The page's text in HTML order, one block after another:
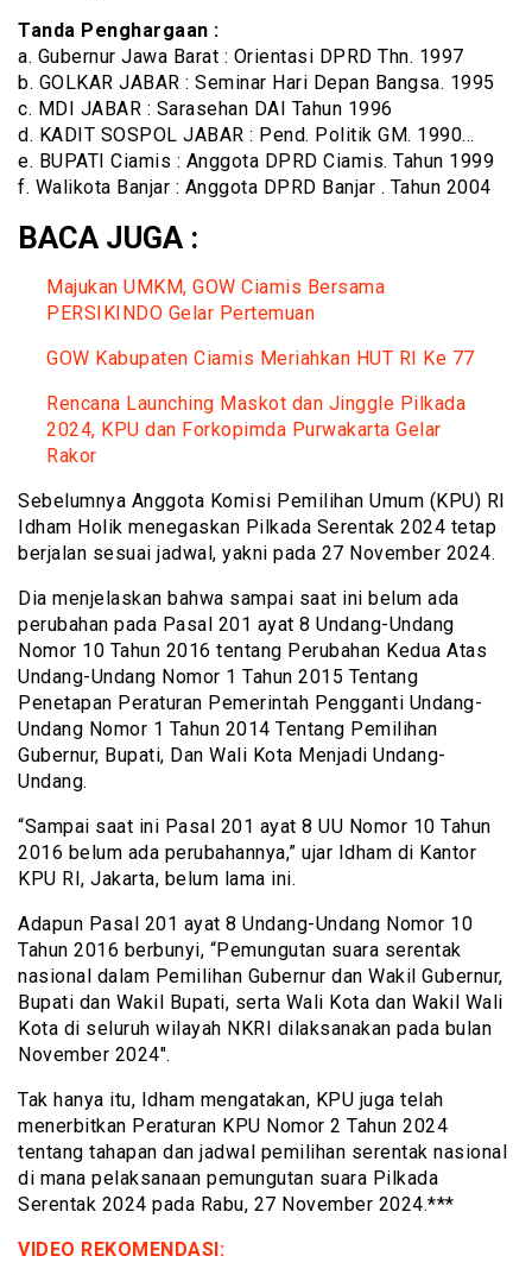
Tanda Penghargaan :
a. Gubernur Jawa Barat : Orientasi DPRD Thn. 1997
b. GOLKAR JABAR : Seminar Hari Depan Bangsa. 1995
c. MDI JABAR : Sarasehan DAI Tahun 1996
d. KADIT SOSPOL JABAR : Pend. Politik GM. 1990…
e. BUPATI Ciamis : Anggota DPRD Ciamis. Tahun 1999
f. Walikota Banjar : Anggota DPRD Banjar . Tahun 2004
BACA JUGA :
Majukan UMKM, GOW Ciamis Bersama
PERSIKINDO Gelar Pertemuan
GOW Kabupaten Ciamis Meriahkan HUT RI Ke 77
Rencana Launching Maskot dan Jinggle Pilkada
2024, KPU dan Forkopimda Purwakarta Gelar
Rakor
Sebelumnya Anggota Komisi Pemilihan Umum (KPU) RI
Idham Holik menegaskan Pilkada Serentak 2024 tetap
berjalan sesuai jadwal, yakni pada 27 November 2024.
Dia menjelaskan bahwa sampai saat ini belum ada
perubahan pada Pasal 201 ayat 8 Undang-Undang
Nomor 10 Tahun 2016 tentang Perubahan Kedua Atas
Undang-Undang Nomor 1 Tahun 2015 Tentang
Penetapan Peraturan Pemerintah Pengganti Undang-
Undang Nomor 1 Tahun 2014 Tentang Pemilihan
Gubernur, Bupati, Dan Wali Kota Menjadi Undang-
Undang.
“Sampai saat ini Pasal 201 ayat 8 UU Nomor 10 Tahun
2016 belum ada perubahannya,” ujar Idham di Kantor
KPU RI, Jakarta, belum lama ini.
Adapun Pasal 201 ayat 8 Undang-Undang Nomor 10
Tahun 2016 berbunyi, “Pemungutan suara serentak
nasional dalam Pemilihan Gubernur dan Wakil Gubernur,
Bupati dan Wakil Bupati, serta Wali Kota dan Wakil Wali
Kota di seluruh wilayah NKRI dilaksanakan pada bulan
November 2024″.
Tak hanya itu, Idham mengatakan, KPU juga telah
menerbitkan Peraturan KPU Nomor 2 Tahun 2024
tentang tahapan dan jadwal pemilihan serentak nasional
di mana pelaksanaan pemungutan suara Pilkada
Serentak 2024 pada Rabu, 27 November 2024.***
VIDEO REKOMENDASI: